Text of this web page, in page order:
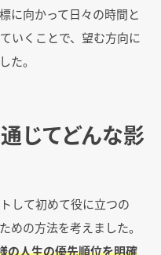
に向かって日々の時間と
いくことで、望む方向に
た。
じてどんな影
して初めて役に立つの
めの方法を考えました。
の人生の優先順位を明確